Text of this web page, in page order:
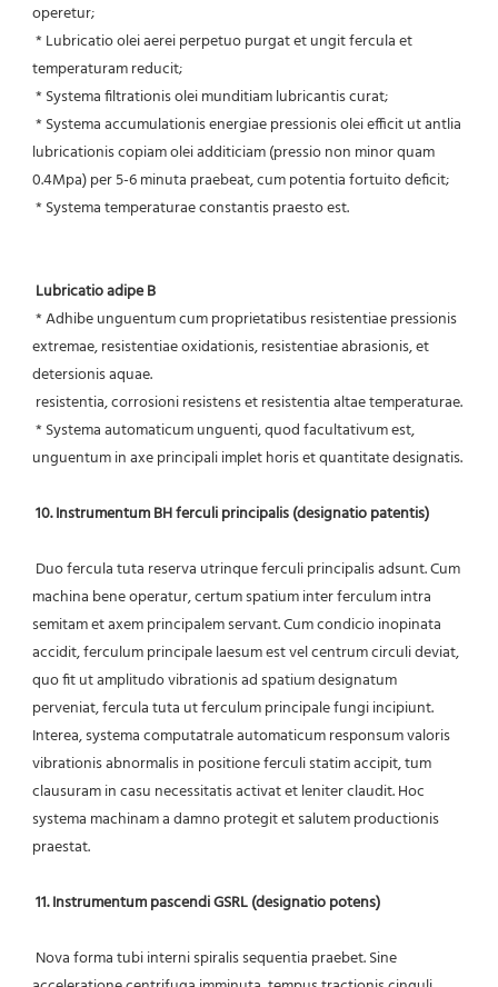
operetur;
temperaturam reducit;
* Systema filtrationis olei munditiam lubricantis curat;
lubricationis copiam olei additiciam (pressio non minor quam
0.4Mpa) per 5-6 minuta praebeat, cum potentia fortuito deficit;
* Systema temperaturae constantis praesto est.
Lubricatio adipe B
extremae, resistentiae oxidationis, resistentiae abrasionis, et
detersionis aquae.
resistentia, corrosioni resistens et resistentia altae temperaturae.
unguentum in axe principali implet horis et quantitate designatis.
10. Instrumentum BH ferculi principalis (designatio patentis)
machina bene operatur, certum spatium inter ferculum intra
semitam et axem principalem servant. Cum condicio inopinata
accidit, ferculum principale laesum est vel centrum circuli deviat,
quo fit ut amplitudo vibrationis ad spatium designatum
perveniat, fercula tuta ut ferculum principale fungi incipiunt.
Interea, systema computatrale automaticum responsum valoris
vibrationis abnormalis in positione ferculi statim accipit, tum
clausuram in casu necessitatis activat et leniter claudit. Hoc
systema machinam a damno protegit et salutem productionis
praestat.
11. Instrumentum pascendi GSRL (designatio potens)